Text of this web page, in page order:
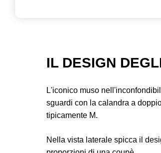
IL DESIGN
L'iconico muso
sguardi con la calandra a
tipicamente M.
Nella vista laterale spicca il